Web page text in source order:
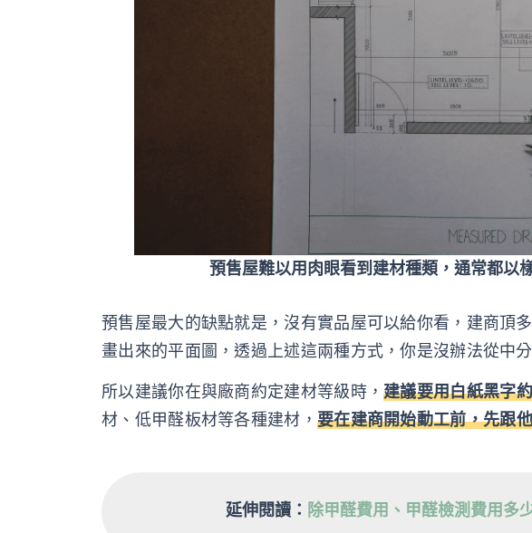
預售屋難以用肉眼看到建材種類，通常都以
預售屋最大的缺點就是，沒有實品屋可以給你看，建商頂
畫出來的平面圖，透過上述這兩種方式，你是沒辦法從中
所以建議你在與廠商約定建材等級時，建議要用白紙黑字
材、低甲醛板材等各種建材， 要在建商開始動工前，先跟
延伸閱讀： 除甲醛費用、甲醛檢測費用多